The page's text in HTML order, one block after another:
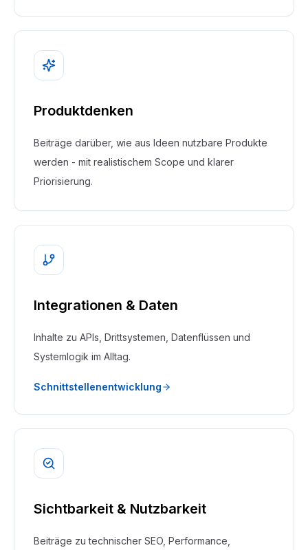
Produktdenken
Beiträge darüber, wie aus Ideen nutzbare Produkte
werden - mit realistischem Scope und klarer
Priorisierung.
Integrationen & Daten
Inhalte zu APIs, Drittsystemen, Datenflüssen und
Systemlogik im Alltag.
Schnittstellenentwicklung
Sichtbarkeit & Nutzbarkeit
Beiträge zu technischer SEO, Performance,